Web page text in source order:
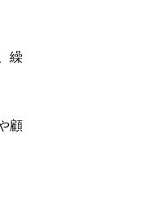
繰
顧